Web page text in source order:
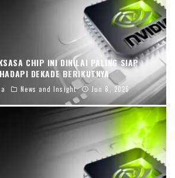
CHIP INI DINILAI PALING SIAP
DEKADE BERIKUTNYA
News and Insight Jun 8, 2026